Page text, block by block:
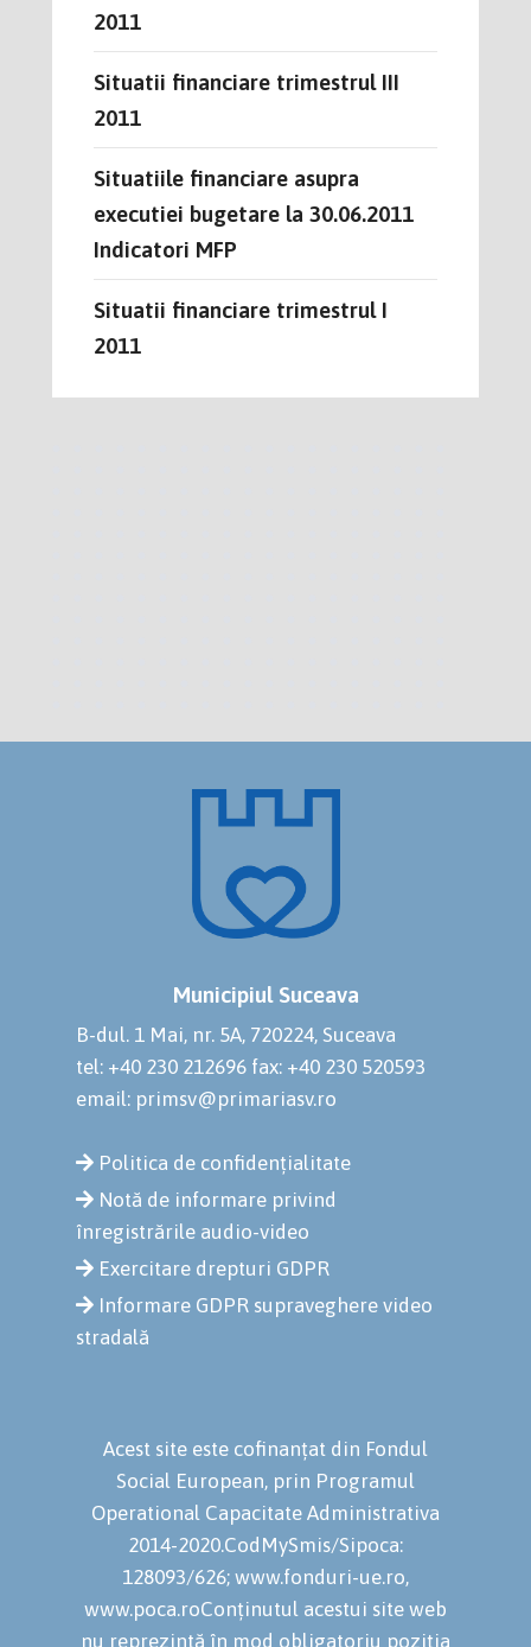
2011
Situatii financiare trimestrul III
2011
Situatiile financiare asupra
executiei bugetare la 30.06.2011
Indicatori MFP
Situatii financiare trimestrul I
2011
Municipiul Suceava
B-dul. 1 Mai, nr. 5A, 720224, Suceava
tel: +40 230 212696 fax: +40 230 520593
email: primsv@primariasv.ro
Politica de confidențialitate
Notă de informare privind
înregistrările audio-video
Exercitare drepturi GDPR
Informare GDPR supraveghere video
stradală
Acest site este cofinanțat din Fondul
Social European, prin Programul
Operational Capacitate Administrativa
2014-2020.CodMySmis/Sipoca:
128093/626; www.fonduri-ue.ro,
www.poca.roConținutul acestui site web
nu reprezintă în mod obligatoriu poziția